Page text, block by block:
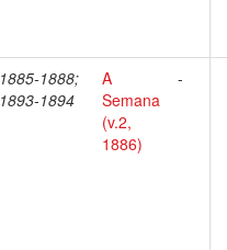
1885-1888;
1893-1894
A
Semana
(v.2,
1886)
-